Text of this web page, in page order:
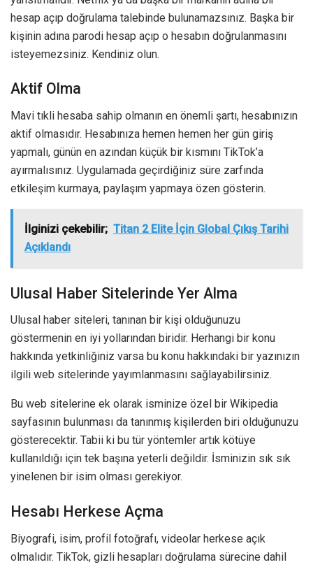
hesap açıp doğrulama talebinde bulunamazsınız. Başka bir
kişinin adına parodi hesap açıp o hesabın doğrulanmasını
isteyemezsiniz. Kendiniz olun.
Aktif Olma
Mavi tıkli hesaba sahip olmanın en önemli şartı, hesabınızın
aktif olmasıdır. Hesabınıza hemen hemen her gün giriş
yapmalı, günün en azından küçük bir kısmını TikTok’a
ayırmalısınız. Uygulamada geçirdiğiniz süre zarfında
etkileşim kurmaya, paylaşım yapmaya özen gösterin.
İlginizi çekebilir; Titan 2 Elite İçin Global Çıkış Tarihi
Açıklandı
Ulusal Haber Sitelerinde Yer Alma
Ulusal haber siteleri, tanınan bir kişi olduğunuzu
göstermenin en iyi yollarından biridir. Herhangi bir konu
hakkında yetkinliğiniz varsa bu konu hakkındaki bir yazınızın
ilgili web sitelerinde yayımlanmasını sağlayabilirsiniz.
Bu web sitelerine ek olarak isminize özel bir Wikipedia
sayfasının bulunması da tanınmış kişilerden biri olduğunuzu
gösterecektir. Tabii ki bu tür yöntemler artık kötüye
kullanıldığı için tek başına yeterli değildir. İsminizin sık sık
yinelenen bir isim olması gerekiyor.
Hesabı Herkese Açma
Biyografi, isim, profil fotoğrafı, videolar herkese açık
olmalıdır. TikTok, gizli hesapları doğrulama sürecine dahil